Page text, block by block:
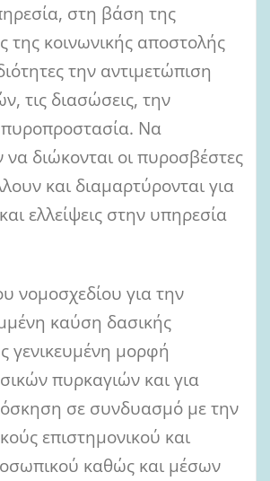
στη βάση της
της κοινωνικής αποστολής
την αντιμετώπιση
τις διασώσεις, την
Να
διώκονται οι πυροσβέστες
και διαμαρτύρονται για
ελλείψεις στην υπηρεσία
νομοσχεδίου για την
καύση δασικής
γενικευμένη μορφή
πυρκαγιών και για
σε συνδυασμό με την
επιστημονικού και
καθώς και μέσων